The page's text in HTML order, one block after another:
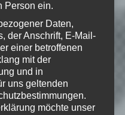
Beitrag?
lasse
da!
Person ein.
Daten,
der Anschrift, E-Mail-
einer betroffenen
mit der
und in
uns geltenden
möchte unser